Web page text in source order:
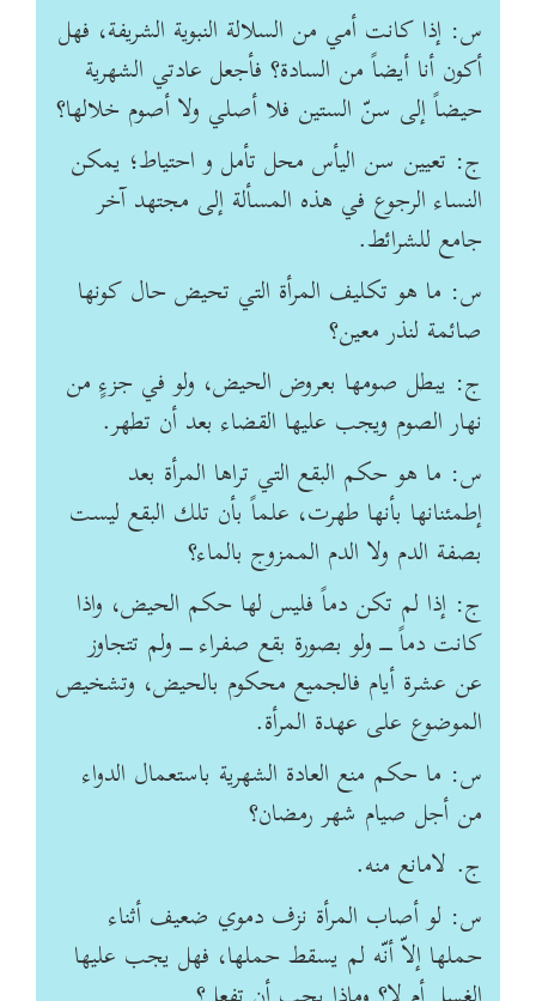
س: إذا كانت أمي من السلالة النبوية الشريفة، فهل
أكون أنا أيضاً من السادة؟ فأجعل عادتي الشهرية
حيضاً إلى سنّ الستين فلا أصلي ولا أصوم خلالها؟
ج: تعيين سن اليأس محل تأمل و احتياط؛ يمکن
النساء الرجوع في هذه المسألة إلى مجتهد آخر
جامع للشرائط.
س: ما هو تكليف المرأة التي تحيض حال كونها
صائمة لنذر معين؟
ج: يبطل صومها بعروض الحيض، ولو في جزءٍ من
نهار الصوم ويجب عليها القضاء بعد أن تطهر.
س: ما هو حكم البقع التي تراها المرأة بعد
إطمئنانها بأنها طهرت، علماً بأن تلك البقع ليست
بصفة الدم ولا الدم الممزوج بالماء؟
ج: إذا لم تكن دماً فليس لها حكم الحيض، واذا
كانت دماً ـــ ولو بصورة بقع صفراء ـــ ولم تتجاوز
عن عشرة أيام فالجميع محكوم بالحيض، وتشخيص
الموضوع على عهدة المرأة.
س: ما حکم منع العادة‌ الشهرية‌ باستعمال الدواء
من أجل صيام شهر رمضان؟
ج. لامانع منه.
س: لو أصاب المرأة نزف دموي ضعيف أثناء
حملها إلاّ أنّه لم يسقط حملها، فهل يجب عليها